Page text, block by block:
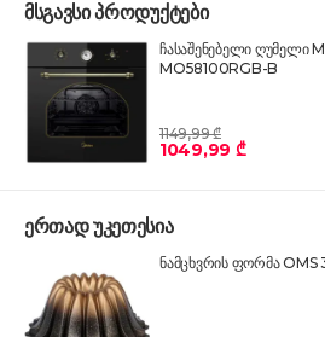
მსგავსი პროდუქტები
ჩასაშენებელი ღუმელი
MO58100RGB-B
1149,99 ₾
1049,99 ₾
ერთად უკეთესია
ნამცხვრის ფორმა OMS